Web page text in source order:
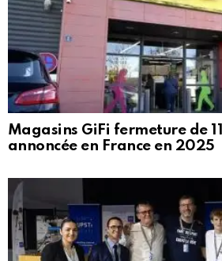
Magasins GiFi fermeture de
annoncée en France en 2025